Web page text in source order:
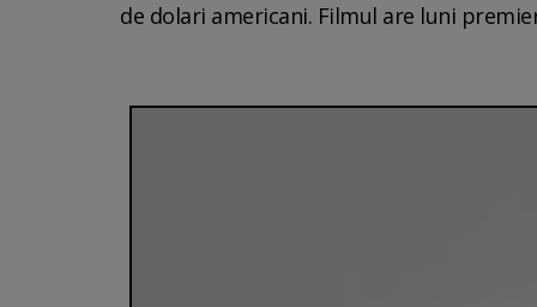
de dolari americani. Filmul are luni